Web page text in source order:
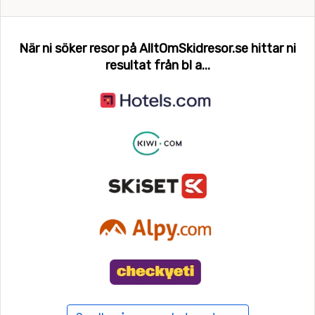
utanför slalomåkningens branter.
När ni söker resor på AlltOmSkidresor.se hittar ni
resultat från bl a...